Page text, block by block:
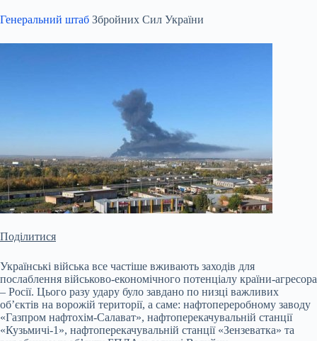
Генеральний штаб Збройних Сил України
Поділитися
Українські війська все частіше вживають заходів для
послаблення військово-економічного потенціалу країни-агресора
– Росії. Цього разу удару було завдано по низці важливих
об’єктів на ворожій території, а саме: нафтопереробному заводу
«Газпром нафтохім-Салават», нафтоперекачувальній станції
«Кузьмичі-1», нафтоперекачувальній станції «Зензеватка» та